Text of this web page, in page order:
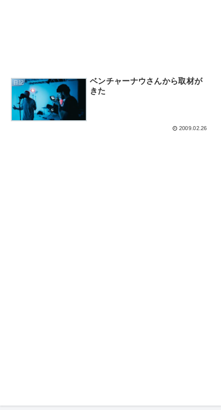
日記
ベンチャーナウさんから取材が
きた
2009.02.26